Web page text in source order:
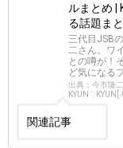
ルまとめ |
る話題ま
三代目JSB
二さん。ワ
との噂が！
ど気になる
出典：今市隆
KYUN♡KYUN[
関連記事